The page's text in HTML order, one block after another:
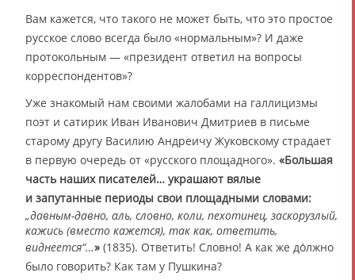
Вам кажется, что такого не может быть, что это простое
русское слово всегда было «нормальным»? И даже
протокольным — «президент ответил на вопросы
корреспондентов»?
Уже знакомый нам своими жалобами на галлицизмы
поэт и сатирик Иван Иванович Дмитриев в письме
старому другу Василию Андреичу Жуковскому страдает
в первую очередь от «русского площадного». «Большая
часть наших писателей… украшают вялые
и запутанные периоды свои площадными словами:
„давным-давно, аль, словно, коли, пехотинец, заскорузлый,
кажись (вместо кажется), так как, ответить,
виднеется“…» (1835). Ответить! Словно! А как же до́лжно
было говорить? Как там у Пушкина?